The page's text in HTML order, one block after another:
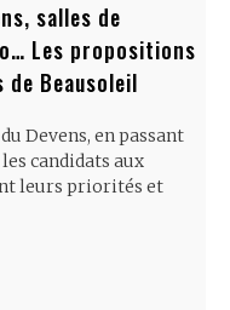
salles de
Les propositions
de Beausoleil
Devens, en passant
candidats aux
leurs priorités et